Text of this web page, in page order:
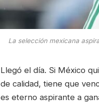
La selección mexicana
Llegó el día. Si México
de calidad, tiene que
es eterno aspirante a